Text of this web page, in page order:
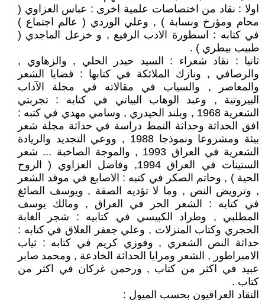
اولا : نقاد من اختصاصات علمية اخرى : عباس العزاوي (
محام ومؤرخ ونسابة ) , وعلي الوردي ( عالم اجتماع )
في كتابه : اسطورة الادب الرفيع , و خزعل الماجدي (
طبيب بيطري ) .
ثانيا : نقاد شعراء : السيد حيدر الحلي , والزهاوي ,
والرصافي , ونازك الملائكة في كتابها : قضايا الشعر
والمعاصر , والسياب في مقالاته في مجلة الآداب
البيروتية , وعبد الوهاب البياتي في كتابه : تجربتي
الشعرية 1968 , وبلند الحيدري , وسامي مهدي في كتبه :
افق الحداثة وحداثة النمط دراسة في حداثة مجلة شعر
بيئة ومشروعا ونموذجا 1988 , ووعي التجديد والريادة
الشعرية في العراق 1993 , والموجة الصاخبة ... شعر
الستينات في العراق 1994, وفاضل العزاوي ( الروح
الحية ) , وحاتم الصكر في كتبه : الاصابع في موقد الشعر
, وترويض النص , وما لا تؤديه الصفة , ويوسف الصائغ
في كتابه : الشعر الحر في العراق , ومالك يوسف
المطلبي , وطراد الكبيسي في كتابيه : شجر الغابة
الحجري وكتاب المنزلات , وعلي جعفر العلاق في كتابه :
حداثة النص الشعري , وفوزي كريم في كتابه : ثياب
الامبراطور , الشعر ومرايا الحداثة الخادعة , ومحمد صابر
عبيد في اكثر من كتاب , ورحمن غركان في اكثر من
كتاب .
النقاد العراقيون بحسب الميول :